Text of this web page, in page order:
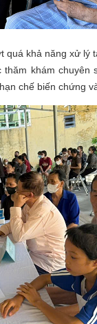
khả năng xử lý
khám chuyên
chế biến chứng